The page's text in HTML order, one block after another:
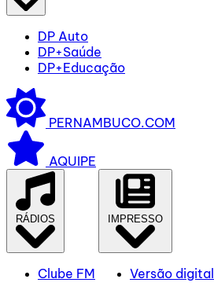
DP Auto
DP+Saúde
DP+Educação
PERNAMBUCO.COM
AQUIPE
RÁDIOS
Clube FM
IMPRESSO
Versão digital